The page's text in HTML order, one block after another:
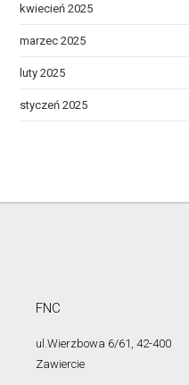
kwiecień 2025
marzec 2025
luty 2025
styczeń 2025
FNC
ul.Wierzbowa 6/61, 42-400
Zawiercie